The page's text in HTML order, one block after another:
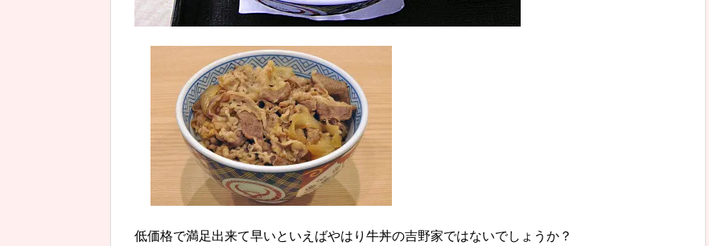
低価格で満足出来て早いといえばやはり牛丼の吉野家ではないでしょうか？